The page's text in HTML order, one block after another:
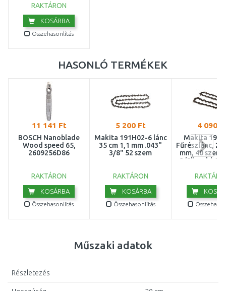
RAKTÁRON
KOSÁRBA
Összehasonlítás
HASONLÓ TERMÉKEK
11 141 Ft
BOSCH Nanoblade
Wood speed 65,
2609256D86
RAKTÁRON
KOSÁRBA
Összehasonlítás
5 200 Ft
Makita 191H02-6 lánc
35 cm 1,1 mm .043"
3/8" 52 szem
RAKTÁRON
KOSÁRBA
Összehasonlítás
4 090
Makita
Fűrészlánc, 25
mm, 40
3/8" = old
Műszaki adatok
Részletezés